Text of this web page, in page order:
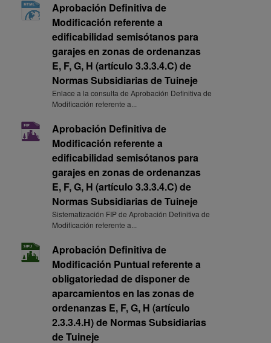
Aprobación Definitiva de
Modificación referente a
edificabilidad semisótanos para
garajes en zonas de ordenanzas
E, F, G, H (artículo 3.3.3.4.C) de
Normas Subsidiarias de Tuineje
Enlace a la consulta de Aprobación Definitiva de
Modificación referente a...
Aprobación Definitiva de
Modificación referente a
edificabilidad semisótanos para
garajes en zonas de ordenanzas
E, F, G, H (artículo 3.3.3.4.C) de
Normas Subsidiarias de Tuineje
Sistematización FIP de Aprobación Definitiva de
Modificación referente a...
Aprobación Definitiva de
Modificación Puntual referente a
obligatoriedad de disponer de
aparcamientos en las zonas de
ordenanzas E, F, G, H (artículo
2.3.3.4.H) de Normas Subsidiarias
de Tuineje